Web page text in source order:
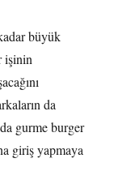
büyük
işinin
da
gurme burger
giriş yapmaya